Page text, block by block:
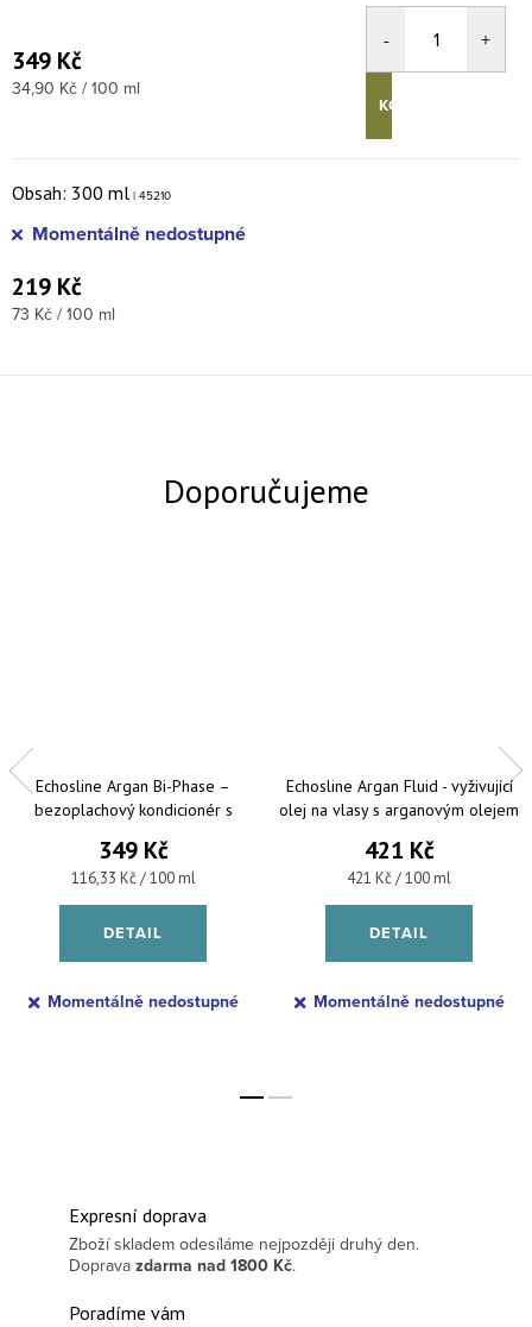
349 Kč
Měrná cena:
34,90 Kč / 100 ml
KOUPIT
Obsah: 300 ml | 45210
Momentálně nedostupné
219 Kč
Měrná cena:
73 Kč / 100 ml
Echosline Argan Bi-Phase –
bezoplachový kondicionér s
349 Kč
Měrná cena:
116,33 Kč / 100 ml
DETAIL
Momentálně nedostupné
Echosline Argan Fluid - vyživující
olej na vlasy s arganovým olejem
421 Kč
Měrná cena:
421 Kč / 100 ml
DETAIL
Momentálně nedostupné
Expresní doprava
Zboží skladem odesíláme nejpozději druhý den.
Doprava zdarma nad 1800 Kč.
Poradíme vám